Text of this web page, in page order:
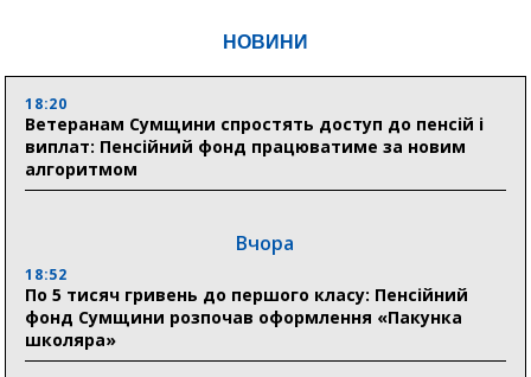
НОВИНИ
18:20
Ветеранам Сумщини спростять доступ до пенсій і
виплат: Пенсійний фонд працюватиме за новим
алгоритмом
Вчора
18:52
По 5 тисяч гривень до першого класу: Пенсійний
фонд Сумщини розпочав оформлення «Пакунка
школяра»